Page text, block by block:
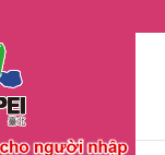
dung chính